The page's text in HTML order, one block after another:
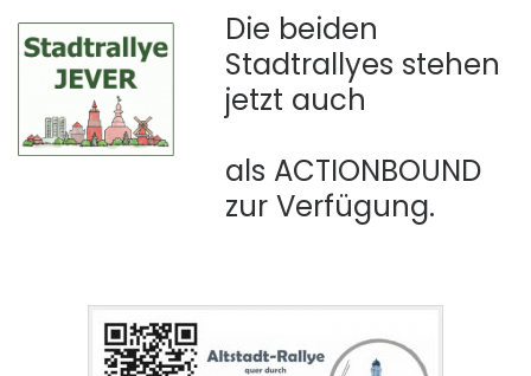
Die beiden
Stadtrallyes stehen
jetzt auch
als ACTIONBOUND
zur Verfügung.